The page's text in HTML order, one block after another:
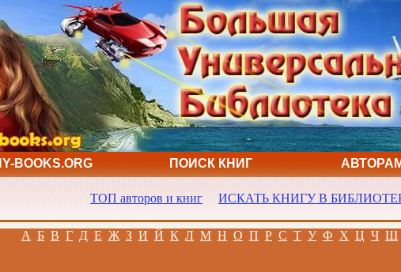
BOOKS.ORG ПОИСК КНИГ
ТОП авторов и книг ИСКАТЬ КНИГУ В
А Б В Г Д Е Ж З И Й К Л М Н О П Р С Т У Ф Х Ц Ч Ш